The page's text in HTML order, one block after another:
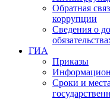
Обратная
коррупции
Сведения о
ГИА
Приказы
Сроки и